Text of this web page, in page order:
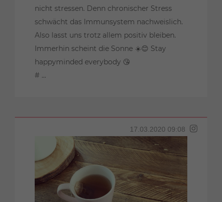
nicht stressen. Denn chronischer Stress
schwächt das Immunsystem nachweislich.
Also lasst uns trotz allem positiv bleiben.
Immerhin scheint die Sonne ☀️😊 Stay
happyminded everybody 😘
# ...
17.03.2020 09:08